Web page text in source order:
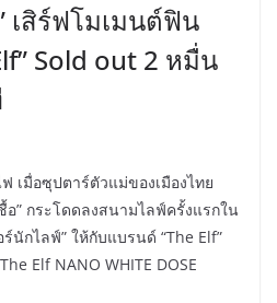
เสิร์ฟโมเมนต์ฟิน
Sold out 2 หมื่น
เมื่อซุปตาร์ตัวแม่ของเมืองไทย
อ” กระโดดลงสนามไลฟ์ครั้งแรกใน
นักไลฟ์” ให้กับแบรนด์ “The Elf”
Elf NANO WHITE DOSE